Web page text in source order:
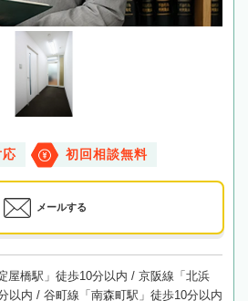
初回相談無料
メールする
屋橋駅」徒歩10分以内 / 京阪線「北浜
以内 / 谷町線「南森町駅」徒歩10分以内